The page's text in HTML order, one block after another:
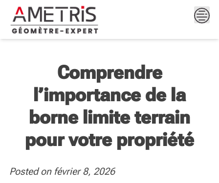
content
Comprendre
l’importance de la
borne limite terrain
pour votre propriété
Posted on février 8, 2026